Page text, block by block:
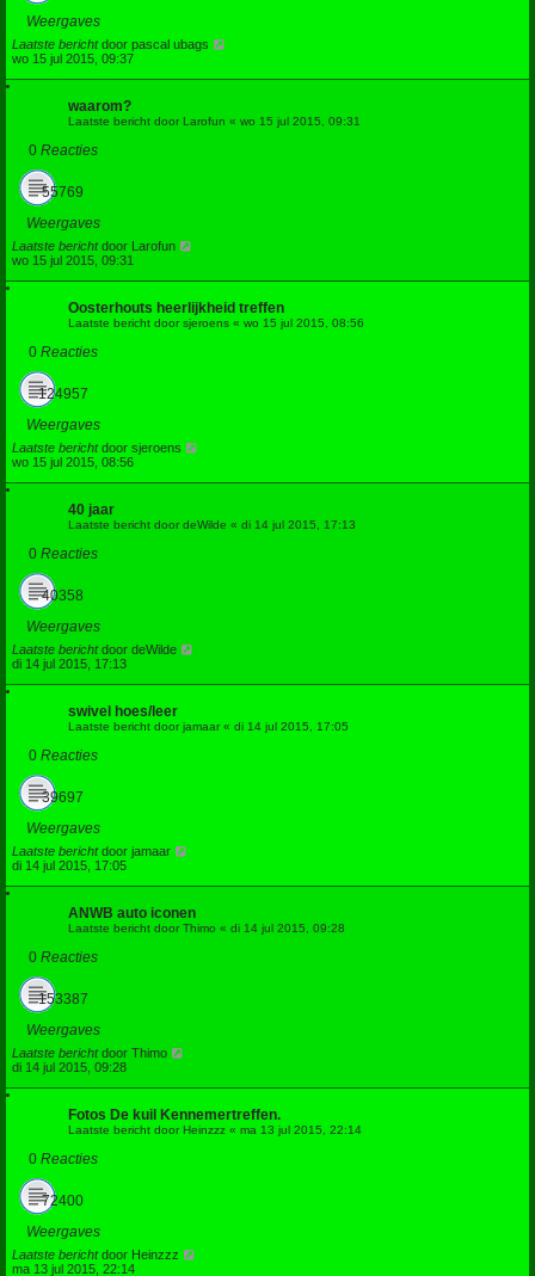
Weergaves
Laatste berichtdoor pascal ubags
wo 15 jul 2015, 09:37
waarom?
Laatste bericht doorLarofun « wo 15 jul 2015, 09:31
0 Reacties
55769
Weergaves
Laatste berichtdoor Larofun
wo 15 jul 2015, 09:31
Oosterhouts heerlijkheid treffen
Laatste bericht doorsjeroens « wo 15 jul 2015, 08:56
0 Reacties
124957
Weergaves
Laatste berichtdoor sjeroens
wo 15 jul 2015, 08:56
40 jaar
Laatste bericht doordeWilde « di 14 jul 2015, 17:13
0 Reacties
40358
Weergaves
Laatste berichtdoor deWilde
di 14 jul 2015, 17:13
swivel hoes/leer
Laatste bericht doorjamaar« di 14 jul 2015, 17:05
0 Reacties
39697
Weergaves
Laatste berichtdoor jamaar
di 14 jul 2015, 17:05
ANWB auto iconen
Laatste bericht doorThimo « di 14 jul 2015, 09:28
0 Reacties
153387
Weergaves
Laatste berichtdoor Thimo
di 14 jul 2015, 09:28
Fotos De kuil Kennemertreffen.
Laatste bericht doorHeinzzz « ma 13 jul 2015, 22:14
0 Reacties
72400
Weergaves
Laatste berichtdoor Heinzzz
ma 13 jul 2015, 22:14